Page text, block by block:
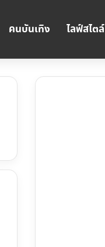
คนบันเทิง ไลฟ์สไตล์